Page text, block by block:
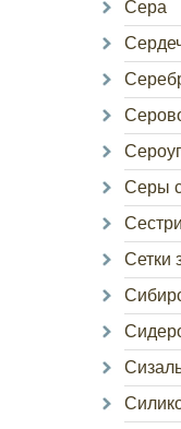
Сера
Серы
Сетки